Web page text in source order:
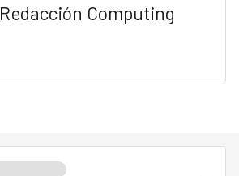
Redacción Computing